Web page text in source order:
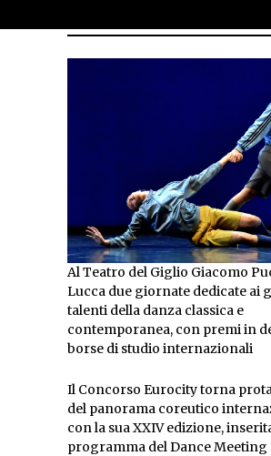
Al Teatro del Giglio Giacomo
Lucca due giornate dedicate ai
talenti della danza classica e
contemporanea, con premi in
borse di studio internazionali
Il Concorso Eurocity torna
del panorama coreutico
con la sua XXIV edizione,
programma del Dance Meeting